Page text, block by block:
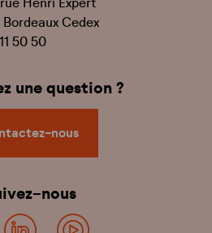
Henri Expert
Cedex
50 50
une question ?
nous
nous